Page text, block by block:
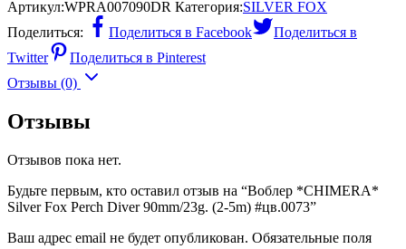
Артикул:WPRA007090DR Категория:SILVER FOX
Поделиться:
Поделиться в Facebook
Поделиться в
Twitter
Поделиться в Pinterest
Отзывы (0)
Отзывы
Отзывов пока нет.
Будьте первым, кто оставил отзыв на “Воблер *CHIMERA*
Silver Fox Perch Diver 90mm/23g. (2-5m) #цв.0073”
Ваш адрес email не будет опубликован. Обязательные поля